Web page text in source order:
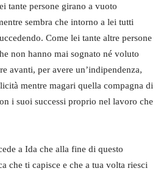
tante persone girano a vuoto
sembra che intorno a lei tutti
Come lei tante altre persone
non hanno mai sognato né voluto
avanti, per avere un’indipendenza,
mentre magari quella compagna di
i suoi successi proprio nel lavoro che
a Ida che alla fine di questo
che ti capisce e che a tua volta riesci